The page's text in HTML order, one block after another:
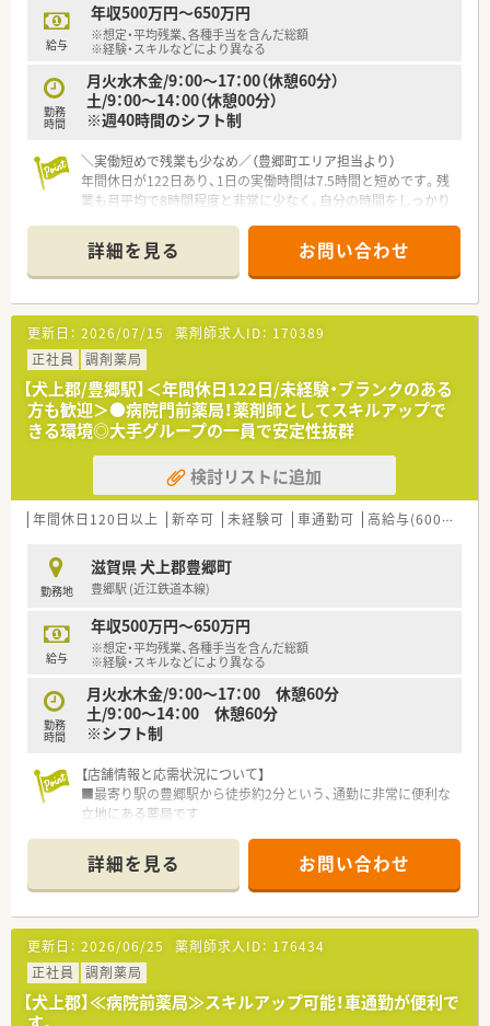
【勤務実態について】
■1日の実働時間は7時間30分、週37時間30分勤務で、法定労働
時間よりも短く設定されています
■月間の平均残業時間は8時間から9時間程度と少なく、ワーク
ライフバランスを重視できます
■有給休暇は法定通りに付与され、夏季休暇や年末年始と合わせ
給与
年収500万円～650万円
※想定・平均残業、各種手当を含んだ総額
※経験・スキルなどにより異なる
勤務
時間
月火水木金/9：00～17：00（休憩60分）
土/9：00～14：00（休憩00分）
※週40時間のシフト制
＼実働短めで残業も少なめ／（豊郷町エリア担当より）
年間休日が122日あり、1日の実働時間は7.5時間と短めです。残
業も月平均で8時間程度と非常に少なく、自分の時間をしっかり
＊------------------------------------------＊
【店舗情報と応需状況について】
■最寄り駅である豊郷駅から徒歩2分と、通勤に極めて便利な駅
近の好立地に位置する薬局です。
■門前の総合病院から内科や精神科など幅広い科目の処方箋を1
日約70枚応需しております。
■現在は常勤1名とパート2名の薬剤師に加えて、事務スタッフ
も在籍して協力し合っています。
【募集背景と求める人物像について】
■今回は体制強化のための欠員補充となっており、安定して長く
勤務できる正社員を募集します。
■地域医療の発展に貢献したいという高い意欲を持った前向き
な方を心よりお待ちしています。
ケーションが取れる方を歓迎します。
【法人特徴について】
■滋賀県内で12店舗の調剤薬局を展開しており、地域に深く根
ざした安定した地場チェーンです。
■大手グループ傘下のため、風通しの良さと大手同様の手厚い福
利厚生を両立させております。
■県内でいち早く在宅医療を開始した実績があり、全店舗で高い
在宅実績を誇る先駆的な法人です。
■正社員の勤務薬剤師として、腰を据えて長期にわたり活躍して
いただける環境を整えています。
■提示年収は500万円から600万円を想定しており、ご経験に応
■近隣エリアの店舗をカバーするラウンダー勤務が可能な方は、
最大年収650万円の提示も可能です。
詳細を見る お問い合わせ
更新日： 2026/07/15 薬剤師求人ID： 170389
正社員
調剤薬局
【犬上郡/豊郷駅】＜年間休日122日/未経験・ブランクのある
方も歓迎＞●病院門前薬局！薬剤師としてスキルアップで
きる環境◎大手グループの一員で安定性抜群
検討リストに追加
年間休日120日以上 新卒可 未経験可 車通勤可 高給与(600万円以上)
勤務地
滋賀県 犬上郡豊郷町
豊郷駅 (近江鉄道本線)
給与
年収500万円～650万円
※想定・平均残業、各種手当を含んだ総額
※経験・スキルなどにより異なる
勤務
時間
月火水木金/9：00～17：00 休憩60分
土/9：00～14：00 休憩60分
※シフト制
【店舗情報と応需状況について】
■最寄り駅の豊郷駅から徒歩約2分という、通勤に非常に便利な
立地にある薬局です
100枚応需しています
■薬剤師は常勤4名とパート5名が在籍しており、手厚い人員体
制で業務にあたっています
【法人特徴について】
■滋賀県内に12店舗の調剤薬局を展開し、地域に密着した医療
サービスを提供しています
■大手調剤薬局グループの一員であり、安定した経営基盤と充実
した福利厚生が魅力です
詳細を見る お問い合わせ
更新日： 2026/06/25 薬剤師求人ID： 176434
正社員
調剤薬局
【犬上郡】≪病院前薬局≫スキルアップ可能！車通勤が便利で